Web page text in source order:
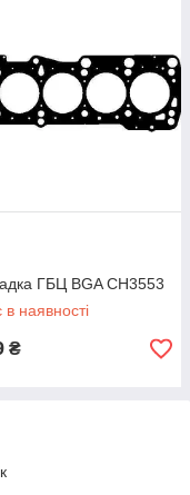
ГБЦ BGA CH3553
наявності
₴